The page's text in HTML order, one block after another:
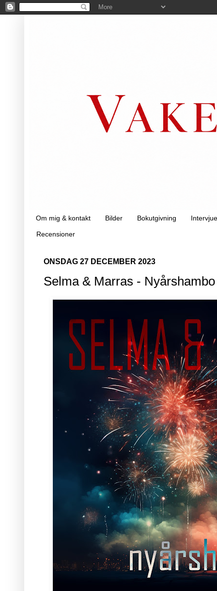
Om mig & kontakt Bilder Bokutgivning
Recensioner
ONSDAG 27 DECEMBER 2023
Selma & Marras - Nyårshambo